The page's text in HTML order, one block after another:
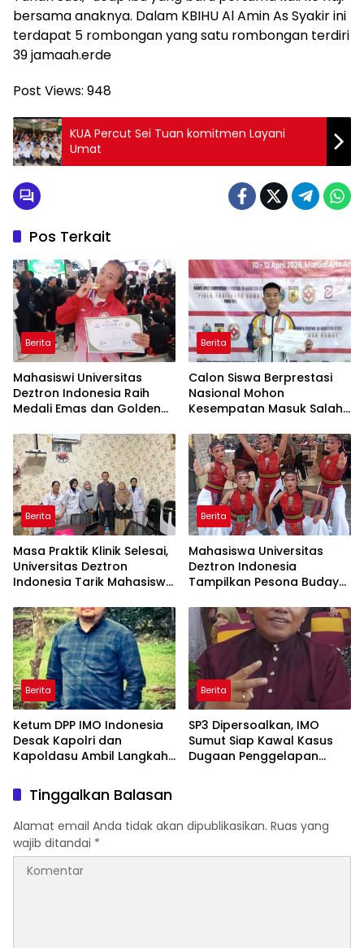
bersama anaknya. Dalam KBIHU Al Amin As Syakir ini
terdapat 5 rombongan yang satu rombongan terdiri
39 jamaah.erde
Post Views: 948
KUA Percut Sei Tuan komitmen Layani
Umat
Pos Terkait
Berita
Mahasiswi Universitas
Deztron Indonesia Raih
Medali Emas dan Golden
Berita
Calon Siswa Berprestasi
Nasional Mohon
Kesempatan Masuk Salah
Berita
Masa Praktik Klinik Selesai,
Universitas Deztron
Indonesia Tarik Mahasiswa
Artha Mahinrus
Berita
Mahasiswa Universitas
Deztron Indonesia
Tampilkan Pesona Budaya
Gebyar KORMISU Road to
FORPROVSU 2026
Berita
Ketum DPP IMO Indonesia
Desak Kapolri dan
Kapoldasu Ambil Langkah
Berita
SP3 Dipersoalkan, IMO
Sumut Siap Kawal Kasus
Dugaan Penggelapan
Tinggalkan Balasan
Alamat email Anda tidak akan dipublikasikan. Ruas yang
wajib ditandai *